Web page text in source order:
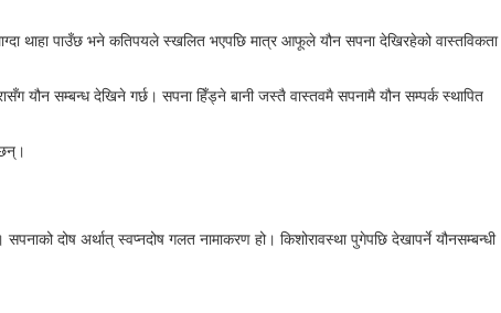
थाहा पाउँछ भने कतिपयले स्खलित भएपछि मात्र आफूले यौन सपना देखिरहेको वास्तविकता
यौन सम्बन्ध देखिने गर्छ। सपना हिँड्ने बानी जस्तै वास्तवमै सपनामै यौन सम्पर्क स्थापित
दोष अर्थात् स्वप्नदोष गलत नामाकरण हो। किशोरावस्था पुगेपछि देखापर्ने यौनसम्बन्धी